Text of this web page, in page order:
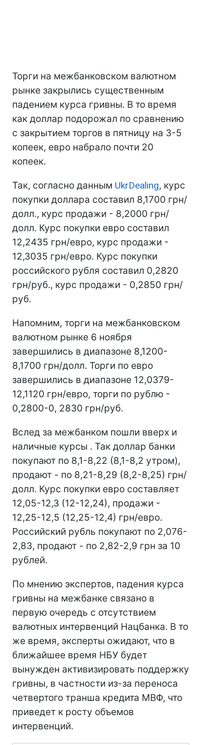
Торги на межбанковском валютном
рынке закрылись существенным
падением курса гривны. В то время
как доллар подорожал по сравнению
с закрытием торгов в пятницу на 3-5
копеек, евро набрало почти 20
копеек.
Так, согласно данным UkrDealing, курс
покупки доллара составил 8,1700 грн/
долл., курс продажи - 8,2000 грн/
долл. Курс покупки евро составил
12,2435 грн/евро, курс продажи -
12,3035 грн/евро. Курс покупки
российского рубля составил 0,2820
грн/руб., курс продажи - 0,2850 грн/
руб.
Напомним, торги на межбанковском
валютном рынке 6 ноября
завершились в диапазоне 8,1200-
8,1700 грн/долл. Торги по евро
завершились в диапазоне 12,0379-
12,1120 грн/евро, торги по рублю -
0,2800-0, 2830 грн/руб.
Вслед за межбанком пошли вверх и
наличные курсы . Так доллар банки
покупают по 8,1-8,22 (8,1-8,2 утром),
продают - по 8,21-8,29 (8,2-8,25) грн/
долл. Курс покупки евро составляет
12,05-12,3 (12-12,24), продажи -
12,25-12,5 (12,25-12,4) грн/евро.
Российский рубль покупают по 2,076-
2,83, продают - по 2,82-2,9 грн за 10
рублей.
По мнению экспертов, падения курса
гривны на межбанке связано в
первую очередь с отсутствием
валютных интервенций Нацбанка. В то
же время, эксперты ожидают, что в
ближайшее время НБУ будет
вынужден активизировать поддержку
гривны, в частности из-за переноса
четвертого транша кредита МВФ, что
приведет к росту объемов
интервенций.